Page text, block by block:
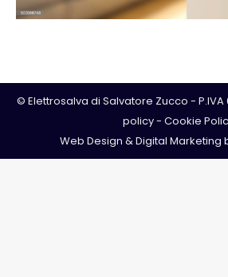
© Elettrosalva di Salvatore Zucco - P.IVA
policy- Cookie
Web Design & Digital Marketing